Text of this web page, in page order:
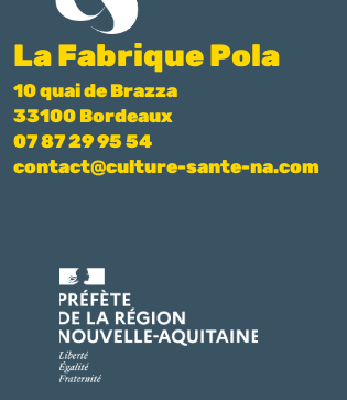
La Fabrique Pola
10 quai de Brazza
33100 Bordeaux
07 87 29 95 54
contact@culture-sante-na.com